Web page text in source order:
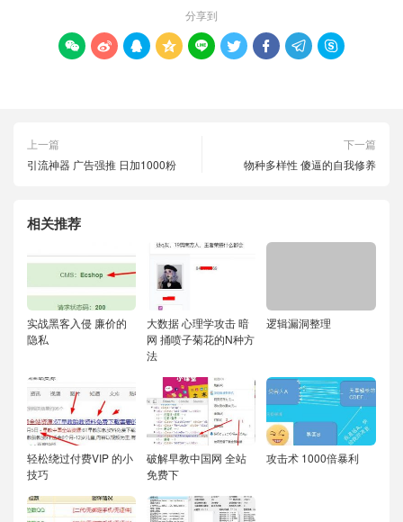
分享到
        
上一篇
引流神器 广告强推 日加1000粉
下一篇
物种多样性 傻逼的自我修养
相关推荐
实战黑客入侵 廉价的
隐私
大数据 心理学攻击 暗
网 捅喷子菊花的N种方
法
逻辑漏洞整理
轻松绕过付费VIP 的小
技巧
破解早教中国网 全站
免费下
攻击术 1000倍暴利